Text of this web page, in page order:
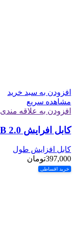
افزودن به سبد خرید
مشاهده سریع
افزودن به علاقه مندی
کابل افرایش USB 2.0 اسکار به طول 10 متر
کابل افزایش طول
397,000تومان
خرید اقساطی